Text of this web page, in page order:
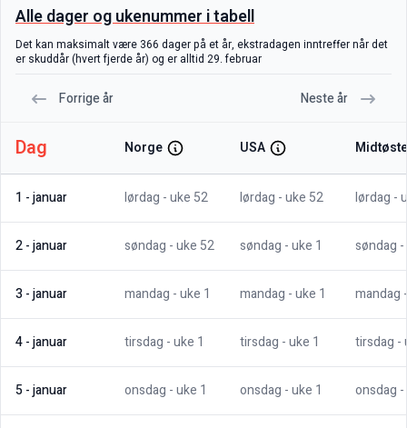
Alle dager og ukenummer i tabell
Det kan maksimalt være 366 dager på et år, ekstradagen inntreffer når det
er skuddår (hvert fjerde år) og er alltid 29. februar
Forrige år Neste år
Dag Norge USA
1 -januar lørdag - uke 52 lørdag - uke 52 lørdag -
2-januar søndag - uke 52 søndag - uke 1 søndag
3 -januar mandag - uke 1 mandag - uke 1 mandag
4-januar tirsdag - uke 1 tirsdag - uke 1 tirsdag -
5-januar onsdag - uke 1 onsdag - uke 1 onsdag